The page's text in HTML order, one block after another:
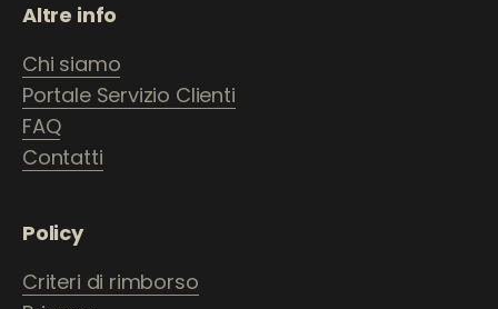
Altre info
Chi siamo
Portale Servizio Clienti
FAQ
Contatti
Policy
Criteri di rimborso